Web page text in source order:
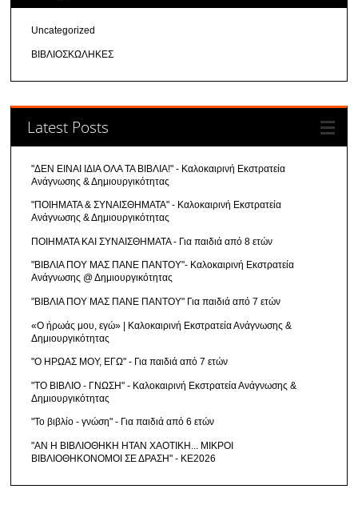
Uncategorized
ΒΙΒΛΙΟΣΚΩΛΗΚΕΣ
Latest Posts
"ΔΕΝ ΕΙΝΑΙ ΙΔΙΑ ΟΛΑ ΤΑ ΒΙΒΛΙΑ!" - Καλοκαιρινή Εκστρατεία
Ανάγνωσης & Δημιουργικότητας
"ΠΟΙΗΜΑΤΑ & ΣΥΝΑΙΣΘΗΜΑΤΑ" - Καλοκαιρινή Εκστρατεία
Ανάγνωσης & Δημιουργικότητας
ΠΟΙΗΜΑΤΑ ΚΑΙ ΣΥΝΑΙΣΘΗΜΑΤΑ - Για παιδιά από 8 ετών
"ΒΙΒΛΙΑ ΠΟΥ ΜΑΣ ΠΑΝΕ ΠΑΝΤΟΥ"- Καλοκαιρινή Εκστρατεία
Ανάγνωσης @ Δημιουργικότητας
"ΒΙΒΛΙΑ ΠΟΥ ΜΑΣ ΠΑΝΕ ΠΑΝΤΟΥ" Για παιδιά από 7 ετών
«Ο ήρωάς μου, εγώ» | Καλοκαιρινή Εκστρατεία Ανάγνωσης &
Δημιουργικότητας
"Ο ΗΡΩΑΣ ΜΟΥ, ΕΓΩ" - Για παιδιά από 7 ετών
"ΤΟ ΒΙΒΛΙΟ - ΓΝΩΣΗ" - Καλοκαιρινή Εκστρατεία Ανάγνωσης &
Δημιουργικότητας
"Το βιβλίο - γνώση" - Για παιδιά από 6 ετών
"ΑΝ Η ΒΙΒΛΙΟΘΗΚΗ ΗΤΑΝ ΧΑΟΤΙΚΗ... ΜΙΚΡΟΙ
ΒΙΒΛΙΟΘΗΚΟΝΟΜΟΙ ΣΕ ΔΡΑΣΗ" - ΚΕ2026